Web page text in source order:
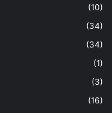
(10)
(34)
(34)
(1)
(3)
(16)